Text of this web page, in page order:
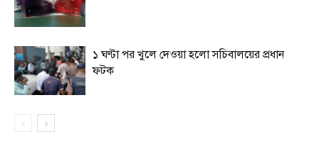
১ ঘণ্টা পর খুলে দেওয়া হলো সচিবালয়ের প্রধান
ফটক